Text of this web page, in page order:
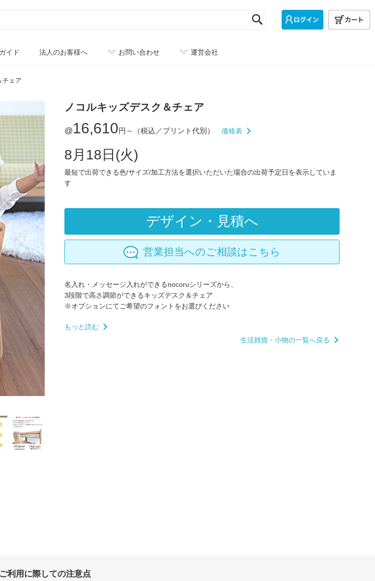
イド 法人のお客様へ お問い合わせ 運営会社
チェア
ノコルキッズデスク＆チェア
@16,610円～ （税込／プリント代別） 価格表
8月18日(火)
最短で出荷できる色/サイズ/加工方法を選択いただいた場合の出荷予定日を表示していま
す
デザイン・見積へ
営業担当へのご相談はこちら
名入れ・メッセージ入れができるnocoruシリーズから、
3段階で高さ調節ができるキッズデスク＆チェア
※オプションにてご希望のフォントをお選びください
もっと読む
生活雑貨・小物の一覧へ戻る
ご利用に際しての注意点